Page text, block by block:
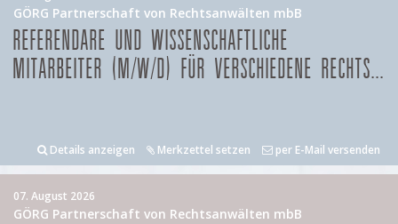
GÖRG Partnerschaft von Rechtsanwälten mbB
REFERENDARE UND WISSENSCHAFTLICHE
MITARBEITER (M/W/D) FÜR VERSCHIEDENE RECHTS...
Details anzeigen Merkzettel setzen per E-Mail versenden
07. August 2026
GÖRG Partnerschaft von Rechtsanwälten mbB